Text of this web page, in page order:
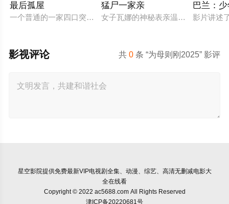
最后孤屋
一个普通的一家四口突遭诡异变故，被困在自家房屋中超过
猛尸一家亲
女子瓦娜的神秘表亲温思罗普突然仓
巴兰：
影片讲述
共0 条 “为母则刚2025” 影评
影视评论
星空影院提供免费最新VIP电视剧全集、动漫、综艺、高清无删减电影大
全在线看
Copyright © 2022 ac5688.com All Rights Reserved
津ICP备20220681号